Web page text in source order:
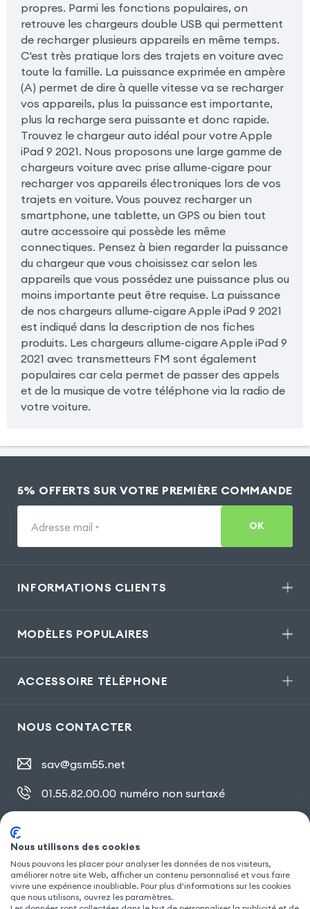
propres. Parmi les fonctions populaires, on
retrouve les chargeurs double USB qui permettent
de recharger plusieurs appareils en même temps.
C'est très pratique lors des trajets en voiture avec
toute la famille. La puissance exprimée en ampère
(A) permet de dire à quelle vitesse va se recharger
vos appareils, plus la puissance est importante,
plus la recharge sera puissante et donc rapide.
Trouvez le chargeur auto idéal pour votre Apple
iPad 9 2021. Nous proposons une large gamme de
chargeurs voiture avec prise allume-cigare pour
recharger vos appareils électroniques lors de vos
trajets en voiture. Vous pouvez recharger un
smartphone, une tablette, un GPS ou bien tout
autre accessoire qui possède les même
connectiques. Pensez à bien regarder la puissance
du chargeur que vous choisissez car selon les
appareils que vous possédez une puissance plus ou
moins importante peut être requise. La puissance
de nos chargeurs allume-cigare Apple iPad 9 2021
est indiqué dans la description de nos fiches
produits. Les chargeurs allume-cigare Apple iPad 9
2021 avec transmetteurs FM sont également
populaires car cela permet de passer des appels
et de la musique de votre téléphone via la radio de
votre voiture.
5% OFFERTS SUR VOTRE PREMIÈRE COMMANDE
Adresse mail * OK
INFORMATIONS CLIENTS
MODÈLES POPULAIRES
ACCESSOIRE TÉLÉPHONE
NOUS CONTACTER
sav@gsm55.net
01.55.82.00.00 numéro non surtaxé
SUIVEZ NOUS
Nous utilisons des cookies
Nous pouvons les placer pour analyser les données de nos visiteurs,
améliorer notre site Web, afficher un contenu personnalisé et vous faire
vivre une expérience inoubliable. Pour plus d'informations sur les cookies
que nous utilisons, ouvrez les paramètres.